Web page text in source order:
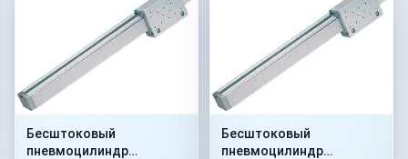
Бесштоковый
пневмоцилиндр
Бесштоковый
пневмоцилиндр